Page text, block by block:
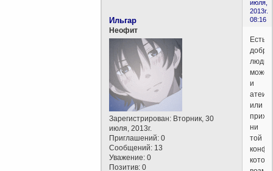
июля,
2013г.
08:16
Ильгар
Неофит
Зарегистрирован: Вторник, 30
июля, 2013г.
Приглашений: 0
Сообщений: 13
Уважение: 0
Позитив: 0
Есть
может
и
или
ни
той